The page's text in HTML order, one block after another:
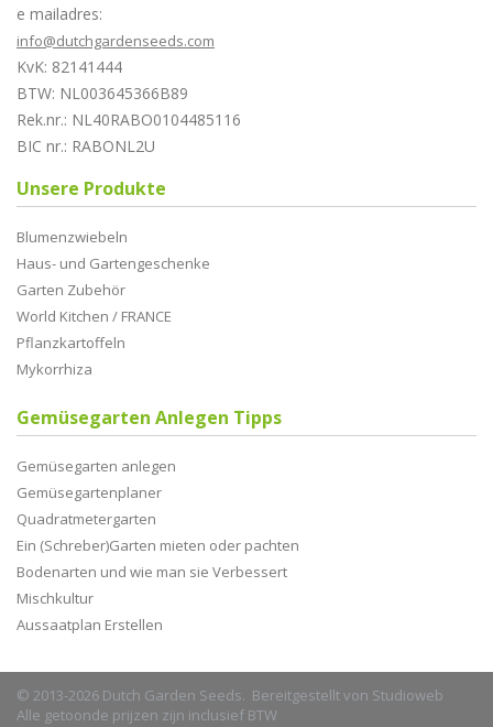
e mailadres:
info@dutchgardenseeds.com
KvK: 82141444
BTW: NL003645366B89
Rek.nr.: NL40RABO0104485116
BIC nr.: RABONL2U
Unsere Produkte
Blumenzwiebeln
Haus- und Gartengeschenke
Garten Zubehör
World Kitchen / FRANCE
Pflanzkartoffeln
Mykorrhiza
Gemüsegarten Anlegen Tipps
Gemüsegarten anlegen
Gemüsegartenplaner
Quadratmetergarten
Ein (Schreber)Garten mieten oder pachten
Bodenarten und wie man sie Verbessert
Mischkultur
Aussaatplan Erstellen
© 2013-2026 Dutch Garden Seeds. Bereitgestellt von Studioweb
Alle getoonde prijzen zijn inclusief BTW